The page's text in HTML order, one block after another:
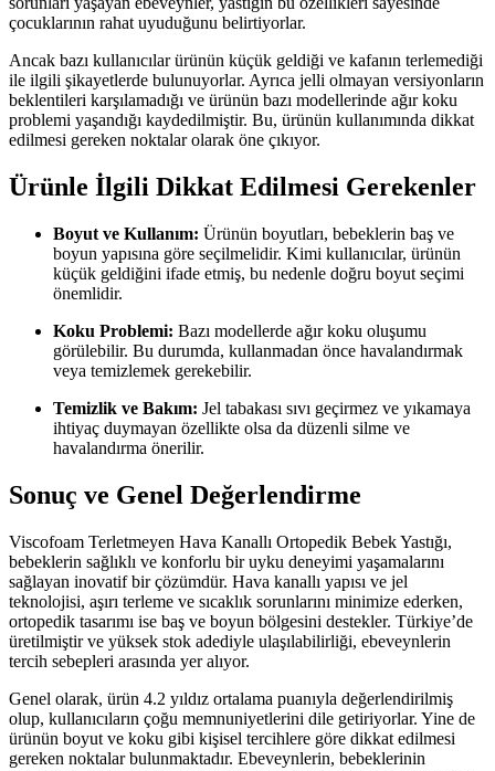
çocuklarının rahat uyuduğunu belirtiyorlar.
Ancak bazı kullanıcılar ürünün küçük geldiği ve kafanın terlemediği
ile ilgili şikayetlerde bulunuyorlar. Ayrıca jelli olmayan versiyonların
beklentileri karşılamadığı ve ürünün bazı modellerinde ağır koku
problemi yaşandığı kaydedilmiştir. Bu, ürünün kullanımında dikkat
edilmesi gereken noktalar olarak öne çıkıyor.
Ürünle İlgili Dikkat Edilmesi Gerekenler
Boyut ve Kullanım: Ürünün boyutları, bebeklerin baş ve
boyun yapısına göre seçilmelidir. Kimi kullanıcılar, ürünün
küçük geldiğini ifade etmiş, bu nedenle doğru boyut seçimi
önemlidir.
Koku Problemi: Bazı modellerde ağır koku oluşumu
görülebilir. Bu durumda, kullanmadan önce havalandırmak
veya temizlemek gerekebilir.
Temizlik ve Bakım: Jel tabakası sıvı geçirmez ve yıkamaya
ihtiyaç duymayan özellikte olsa da düzenli silme ve
havalandırma önerilir.
Sonuç ve Genel Değerlendirme
Viscofoam Terletmeyen Hava Kanallı Ortopedik Bebek Yastığı,
bebeklerin sağlıklı ve konforlu bir uyku deneyimi yaşamalarını
sağlayan inovatif bir çözümdür. Hava kanallı yapısı ve jel
teknolojisi, aşırı terleme ve sıcaklık sorunlarını minimize ederken,
ortopedik tasarımı ise baş ve boyun bölgesini destekler. Türkiye’de
üretilmiştir ve yüksek stok adediyle ulaşılabilirliği, ebeveynlerin
tercih sebepleri arasında yer alıyor.
Genel olarak, ürün 4.2 yıldız ortalama puanıyla değerlendirilmiş
olup, kullanıcıların çoğu memnuniyetlerini dile getiriyorlar. Yine de
ürünün boyut ve koku gibi kişisel tercihlere göre dikkat edilmesi
gereken noktalar bulunmaktadır. Ebeveynlerin, bebeklerinin